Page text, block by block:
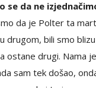
se da ne
da je Polter ta
drugom, bili smo
ostane drugi. Nama
sam tek došao,